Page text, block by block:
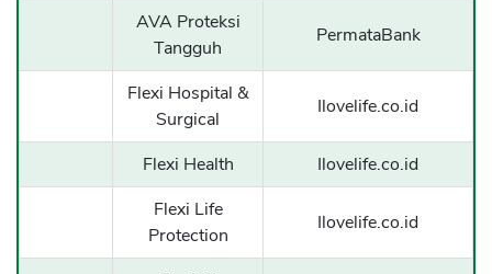
AVA Proteksi
Tangguh
PermataBank
Flexi Hospital &
Surgical
Ilovelife.co.id
Flexi Health
Ilovelife.co.id
Flexi Life
Protection
Ilovelife.co.id